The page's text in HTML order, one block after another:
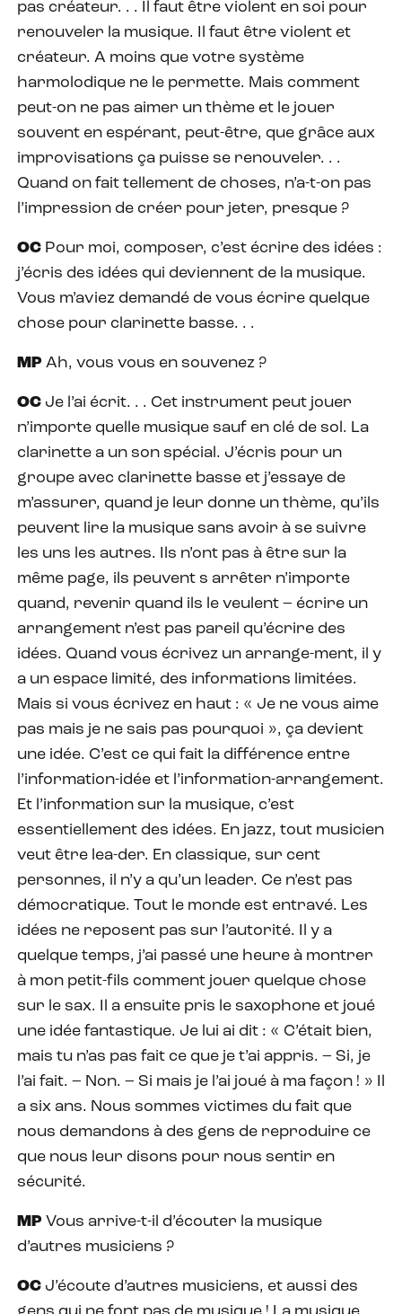
pas créateur. . . Il faut être violent en soi pour
renouveler la musique. Il faut être violent et
créateur. A moins que votre système
harmolodique ne le permette. Mais comment
peut-on ne pas aimer un thème et le jouer
souvent en espérant, peut-être, que grâce aux
improvisations ça puisse se renouveler. . .
Quand on fait tellement de choses, n’a-t-on pas
l’impression de créer pour jeter, presque ?
OC Pour moi, composer, c’est écrire des idées :
j’écris des idées qui deviennent de la musique.
Vous m’aviez demandé de vous écrire quelque
chose pour clarinette basse. . .
MP Ah, vous vous en souvenez ?
OC Je l’ai écrit. . . Cet instrument peut jouer
n’importe quelle musique sauf en clé de sol. La
clarinette a un son spécial. J’écris pour un
groupe avec clarinette basse et j’essaye de
m’assurer, quand je leur donne un thème, qu’ils
peuvent lire la musique sans avoir à se suivre
les uns les autres. Ils n’ont pas à être sur la
même page, ils peuvent s arrêter n’importe
quand, revenir quand ils le veulent – écrire un
arrangement n’est pas pareil qu’écrire des
idées. Quand vous écrivez un arrange-ment, il y
a un espace limité, des informations limitées.
Mais si vous écrivez en haut : « Je ne vous aime
pas mais je ne sais pas pourquoi », ça devient
une idée. C’est ce qui fait la différence entre
l’information-idée et l’information-arrangement.
Et l’information sur la musique, c’est
essentiellement des idées. En jazz, tout musicien
veut être lea-der. En classique, sur cent
personnes, il n’y a qu’un leader. Ce n’est pas
démocratique. Tout le monde est entravé. Les
idées ne reposent pas sur l’autorité. Il y a
quelque temps, j’ai passé une heure à montrer
à mon petit-fils comment jouer quelque chose
sur le sax. Il a ensuite pris le saxophone et joué
une idée fantastique. Je lui ai dit : « C’était bien,
mais tu n’as pas fait ce que je t’ai appris. – Si, je
l’ai fait. – Non. – Si mais je l’ai joué à ma façon ! » Il
a six ans. Nous sommes victimes du fait que
nous demandons à des gens de reproduire ce
que nous leur disons pour nous sentir en
sécurité.
MP Vous arrive-t-il d’écouter la musique
d’autres musiciens ?
OC J’écoute d’autres musiciens, et aussi des